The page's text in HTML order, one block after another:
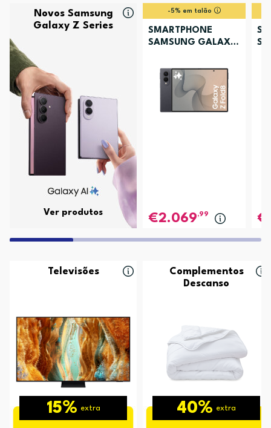
Novos Samsung
Galaxy Z Series
Ver produtos
-5% em talão
SMARTPHONE
SAMSUNG GALAXY
GRAFITE
2.069,99
Televisões
15% extra
Complementos
Descanso
40% extra